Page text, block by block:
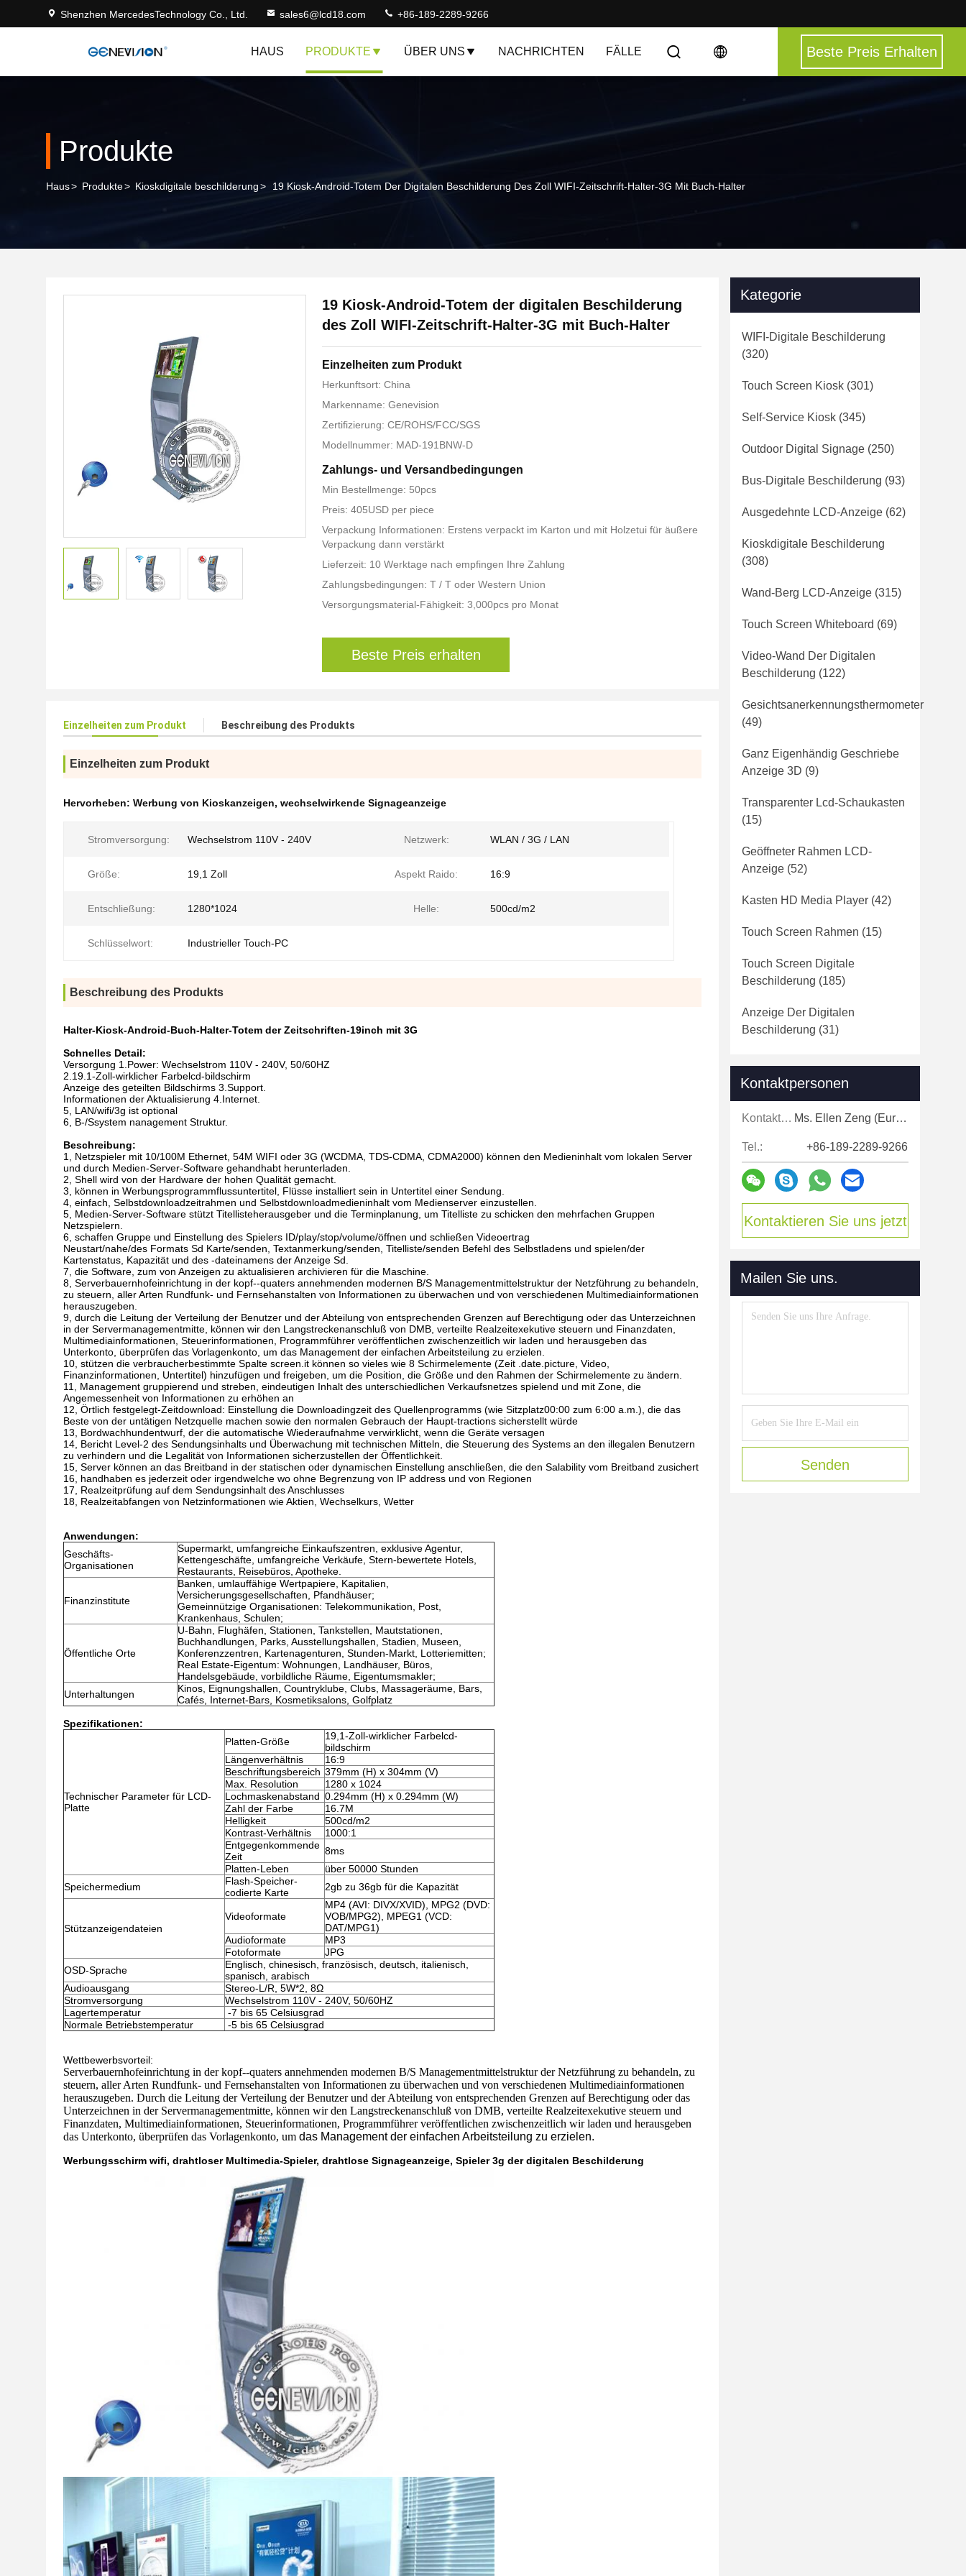
Shenzhen MercedesTechnology Co., Ltd. sales6@lcd18.com +86-189-2289-9266
HAUS PRODUKTE ÜBER UNS NACHRICHTEN FÄLLE Beste Preis Erhalten
Produkte
Haus> Produkte> Kioskdigitale beschilderung> 19 Kiosk-Android-Totem Der Digitalen Beschilderung Des Zoll WIFI-Zeitschrift-Halter-3G Mit Buch-Halter
19 Kiosk-Android-Totem der digitalen Beschilderung
des Zoll WIFI-Zeitschrift-Halter-3G mit Buch-Halter
Einzelheiten zum Produkt
Herkunftsort: China
Markenname: Genevision
Zertifizierung: CE/ROHS/FCC/SGS
Modellnummer: MAD-191BNW-D
Zahlungs- und Versandbedingungen
Min Bestellmenge: 50pcs
Preis: 405USD per piece
Verpackung Informationen: Erstens verpackt im Karton und mit Holzetui für äußere
Verpackung dann verstärkt
Lieferzeit: 10 Werktage nach empfingen Ihre Zahlung
Zahlungsbedingungen: T / T oder Western Union
Versorgungsmaterial-Fähigkeit: 3,000pcs pro Monat
Beste Preis erhalten
Einzelheiten zum Produkt Beschreibung des Produkts
Einzelheiten zum Produkt
Hervorheben: Werbung von Kioskanzeigen, wechselwirkende Signageanzeige
Stromversorgung: Wechselstrom 110V - 240V Netzwerk: WLAN / 3G / LAN
Größe: 19,1 Zoll Aspekt Raido: 16:9
Entschließung: 1280*1024 Helle: 500cd/m2
Schlüsselwort: Industrieller Touch-PC
Beschreibung des Produkts
Halter-Kiosk-Android-Buch-Halter-Totem der Zeitschriften-19inch mit 3G
Schnelles Detail:
Versorgung 1.Power: Wechselstrom 110V - 240V, 50/60HZ
2.19.1-Zoll-wirklicher Farbelcd-bildschirm
Anzeige des geteilten Bildschirms 3.Support.
Informationen der Aktualisierung 4.Internet.
5, LAN/wifi/3g ist optional
6, B-/Ssystem nanagement Struktur.
Beschreibung:
1, Netzspieler mit 10/100M Ethernet, 54M WIFI oder 3G (WCDMA, TDS-CDMA, CDMA2000) können den Medieninhalt vom lokalen Server
und durch Medien-Server-Software gehandhabt herunterladen.
2, Shell wird von der Hardware der hohen Qualität gemacht.
3, können in Werbungsprogrammflussuntertitel, Flüsse installiert sein in Untertitel einer Sendung.
4, einfach, Selbstdownloadzeitrahmen und Selbstdownloadmedieninhalt vom Medienserver einzustellen.
5, Medien-Server-Software stützt Titellisteherausgeber und die Terminplanung, um Titelliste zu schicken den mehrfachen Gruppen
Netzspielern.
6, schaffen Gruppe und Einstellung des Spielers ID/play/stop/volume/öffnen und schließen Videoertrag
Neustart/nahe/des Formats Sd Karte/senden, Textanmerkung/senden, Titelliste/senden Befehl des Selbstladens und spielen/der
Kartenstatus, Kapazität und des -dateinamens der Anzeige Sd.
7, die Software, zum von Anzeigen zu aktualisieren archivieren für die Maschine.
8, Serverbauernhofeinrichtung in der kopf--quaters annehmenden modernen B/S Managementmittelstruktur der Netzführung zu behandeln,
zu steuern, aller Arten Rundfunk- und Fernsehanstalten von Informationen zu überwachen und von verschiedenen Multimediainformationen
herauszugeben.
9, durch die Leitung der Verteilung der Benutzer und der Abteilung von entsprechenden Grenzen auf Berechtigung oder das Unterzeichnen
in der Servermanagementmitte, können wir den Langstreckenanschluß von DMB, verteilte Realzeitexekutive steuern und Finanzdaten,
Multimediainformationen, Steuerinformationen, Programmführer veröffentlichen zwischenzeitlich wir laden und herausgeben das
Unterkonto, überprüfen das Vorlagenkonto, um das Management der einfachen Arbeitsteilung zu erzielen.
10, stützen die verbraucherbestimmte Spalte screen.it können so vieles wie 8 Schirmelemente (Zeit .date.picture, Video,
Finanzinformationen, Untertitel) hinzufügen und freigeben, um die Position, die Größe und den Rahmen der Schirmelemente zu ändern.
11, Management gruppierend und streben, eindeutigen Inhalt des unterschiedlichen Verkaufsnetzes spielend und mit Zone, die
Angemessenheit von Informationen zu erhöhen an
12, Örtlich festgelegt-Zeitdownload: Einstellung die Downloadingzeit des Quellenprogramms (wie Sitzplatz00:00 zum 6:00 a.m.), die das
Beste von der untätigen Netzquelle machen sowie den normalen Gebrauch der Haupt-tractions sicherstellt würde
13, Bordwachhundentwurf, der die automatische Wiederaufnahme verwirklicht, wenn die Geräte versagen
14, Bericht Level-2 des Sendungsinhalts und Überwachung mit technischen Mitteln, die Steuerung des Systems an den illegalen Benutzern
zu verhindern und die Legalität von Informationen sicherzustellen der Öffentlichkeit.
15, Server können an das Breitband in der statischen oder dynamischen Einstellung anschließen, die den Salability vom Breitband zusichert
16, handhaben es jederzeit oder irgendwelche wo ohne Begrenzung von IP address und von Regionen
17, Realzeitprüfung auf dem Sendungsinhalt des Anschlusses
18, Realzeitabfangen von Netzinformationen wie Aktien, Wechselkurs, Wetter
Anwendungen:
Geschäfts-
Organisationen
Supermarkt, umfangreiche Einkaufszentren, exklusive Agentur,
Kettengeschäfte, umfangreiche Verkäufe, Stern-bewertete Hotels,
Restaurants, Reisebüros, Apotheke.
Finanzinstitute
Banken, umlauffähige Wertpapiere, Kapitalien,
Versicherungsgesellschaften, Pfandhäuser;
Gemeinnützige Organisationen: Telekommunikation, Post,
Krankenhaus, Schulen;
Öffentliche Orte
U-Bahn, Flughäfen, Stationen, Tankstellen, Mautstationen,
Buchhandlungen, Parks, Ausstellungshallen, Stadien, Museen,
Konferenzzentren, Kartenagenturen, Stunden-Markt, Lotteriemitten;
Real Estate-Eigentum: Wohnungen, Landhäuser, Büros,
Handelsgebäude, vorbildliche Räume, Eigentumsmakler;
Unterhaltungen
Kinos, Eignungshallen, Countryklube, Clubs, Massageräume, Bars,
Cafés, Internet-Bars, Kosmetiksalons, Golfplatz
Spezifikationen:
Technischer Parameter für LCD-
Platte
Platten-Größe
19,1-Zoll-wirklicher Farbelcd-
bildschirm
Längenverhältnis
16:9
Beschriftungsbereich 379mm (H) x 304mm (V)
Max. Resolution
1280 x 1024
Lochmaskenabstand 0.294mm (H) x 0.294mm (W)
Zahl der Farbe
16.7M
Helligkeit
500cd/m2
Kontrast-Verhältnis
1000:1
Entgegenkommende
Zeit
8ms
Platten-Leben
über 50000 Stunden
Speichermedium
Flash-Speicher-
codierte Karte
2gb zu 36gb für die Kapazität
Stützanzeigendateien
Videoformate
MP4 (AVI: DIVX/XVID), MPG2 (DVD:
VOB/MPG2), MPEG1 (VCD:
DAT/MPG1)
Audioformate
MP3
Fotoformate
JPG
OSD-Sprache
Englisch, chinesisch, französisch, deutsch, italienisch,
spanisch, arabisch
Audioausgang
Stereo-L/R, 5W*2, 8Ω
Stromversorgung
Wechselstrom 110V - 240V, 50/60HZ
Lagertemperatur
-7 bis 65 Celsiusgrad
Normale Betriebstemperatur
-5 bis 65 Celsiusgrad
Wettbewerbsvorteil:
Serverbauernhofeinrichtung in der kopf--quaters annehmenden modernen B/S Managementmittelstruktur der Netzführung zu behandeln, zu
steuern, aller Arten Rundfunk- und Fernsehanstalten von Informationen zu überwachen und von verschiedenen Multimediainformationen
herauszugeben. Durch die Leitung der Verteilung der Benutzer und der Abteilung von entsprechenden Grenzen auf Berechtigung oder das
Unterzeichnen in der Servermanagementmitte, können wir den Langstreckenanschluß von DMB, verteilte Realzeitexekutive steuern und
Finanzdaten, Multimediainformationen, Steuerinformationen, Programmführer veröffentlichen zwischenzeitlich wir laden und herausgeben
das Unterkonto, überprüfen das Vorlagenkonto, um das Management der einfachen Arbeitsteilung zu erzielen.
Werbungsschirm wifi, drahtloser Multimedia-Spieler, drahtlose Signageanzeige, Spieler 3g der digitalen Beschilderung
Kategorie
WIFI-Digitale Beschilderung
(320)
Touch Screen Kiosk (301)
Self-Service Kiosk (345)
Outdoor Digital Signage (250)
Bus-Digitale Beschilderung (93)
Ausgedehnte LCD-Anzeige (62)
Kioskdigitale Beschilderung
(308)
Wand-Berg LCD-Anzeige (315)
Touch Screen Whiteboard (69)
Video-Wand Der Digitalen
Beschilderung (122)
Gesichtsanerkennungsthermometer
(49)
Ganz Eigenhändig Geschriebe
Anzeige 3D (9)
Transparenter Lcd-Schaukasten
(15)
Geöffneter Rahmen LCD-
Anzeige (52)
Kasten HD Media Player (42)
Touch Screen Rahmen (15)
Touch Screen Digitale
Beschilderung (185)
Anzeige Der Digitalen
Beschilderung (31)
Kontaktpersonen
Kontaktpersonen: Ms. Ellen Zeng (Europe, North and Shouth America)
Tel.: +86-189-2289-9266
Kontaktieren Sie uns jetzt
Mailen Sie uns.
Senden